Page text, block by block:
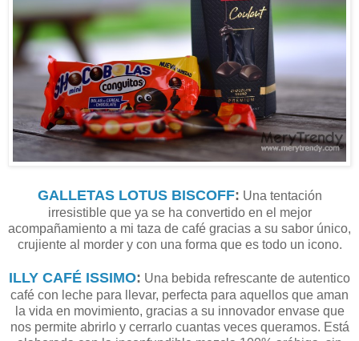
GALLETAS LOTUS BISCOFF: Una tentación
irresistible que ya se ha convertido en el mejor
acompañamiento a mi taza de café gracias a su sabor único,
crujiente al morder y con una forma que es todo un icono.
ILLY CAFÉ ISSIMO: Una bebida refrescante de autentico
café con leche para llevar, perfecta para aquellos que aman
la vida en movimiento, gracias a su innovador envase que
nos permite abrirlo y cerrarlo cuantas veces queramos. Está